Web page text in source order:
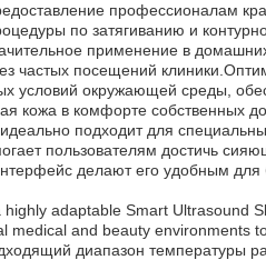
профессионалам
по затягиванию и
применение в
частых посещений
условий окружающей среды,
кожа в комфорте собственных
подходит для
пользователям достичь
делают его удобным для
adaptable Smart Ultrasound
and beauty environments
диапазон температуры